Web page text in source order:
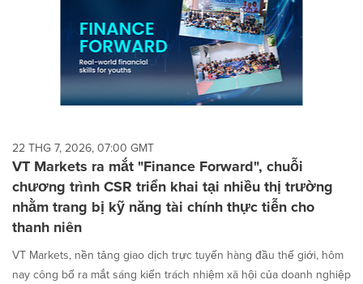
22 THG 7, 2026, 07:00 GMT
VT Markets ra mắt "Finance Forward", chuỗi
chương trình CSR triển khai tại nhiều thị trường
nhằm trang bị kỹ năng tài chính thực tiễn cho
thanh niên
VT Markets, nền tảng giao dịch trực tuyến hàng đầu thế giới, hôm
nay công bố ra mắt sáng kiến trách nhiệm xã hội của doanh nghiệp